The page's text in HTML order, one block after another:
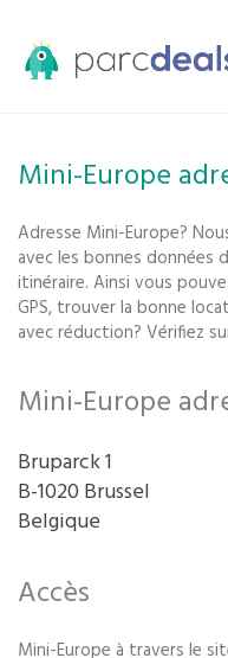
Mini-Europe
Adresse Mini-Europe?
avec les bonnes données
itinéraire. Ainsi vous
GPS, trouver la bonne
avec réduction? Vérifiez
Mini-Europe
Bruparck 1
B-1020 Brussel
Belgique
Accès
Mini-Europe à travers le